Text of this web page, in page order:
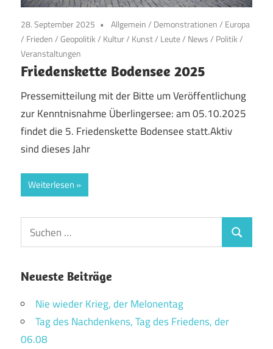
28. September 2025 Allgemein/ Demonstrationen/ Europa
/ Frieden/Geopolitik/ Kultur/ Kunst/ Leute/ News/ Politik/
Veranstaltungen
Friedenskette Bodensee 2025
Pressemitteilung mit der Bitte um Veröffentlichung
zur Kenntnisnahme Überlingersee: am 05.10.2025
findet die 5. Friedenskette Bodensee statt.Aktiv
sind dieses Jahr
Weiterlesen
Suchen
nach:
Suchen
Neueste Beiträge
Nie wieder Krieg, der Melonentag
Tag des Nachdenkens, Tag des Friedens, der
06.08